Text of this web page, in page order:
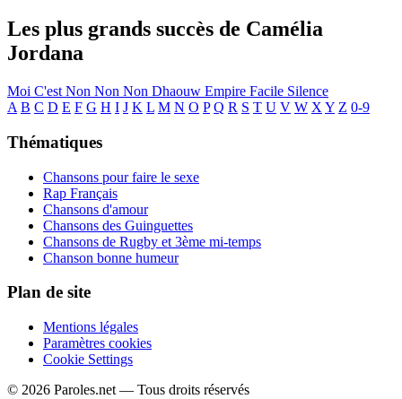
Les plus grands succès de Camélia
Jordana
Moi C'est Non Non Non Dhaouw Empire Facile Silence
A B C D E F G H I J K L M N O P Q R S T U V W X Y Z 0-9
Thématiques
Chansons pour faire le sexe
Rap Français
Chansons d'amour
Chansons des Guinguettes
Chansons de Rugby et 3ème mi-temps
Chanson bonne humeur
Plan de site
Mentions légales
Paramètres cookies
Cookie Settings
© 2026 Paroles.net — Tous droits réservés